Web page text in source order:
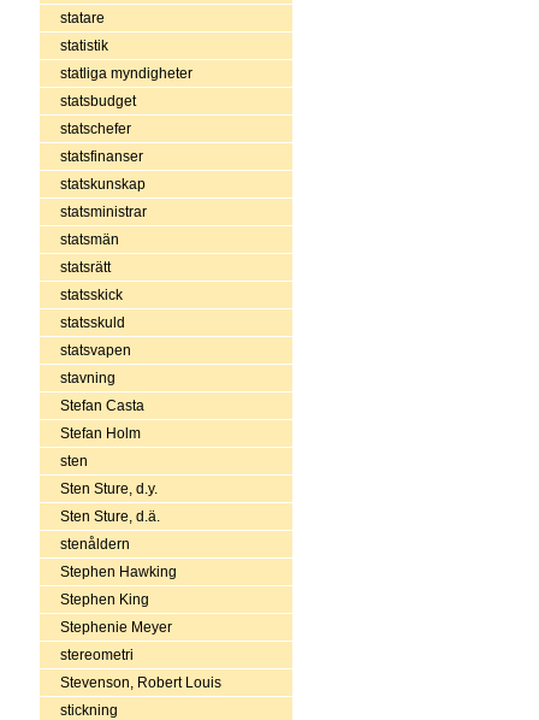
statare
statistik
statliga myndigheter
statsbudget
statschefer
statsfinanser
statskunskap
statsministrar
statsmän
statsrätt
statsskick
statsskuld
statsvapen
stavning
Stefan Casta
Stefan Holm
sten
Sten Sture, d.y.
Sten Sture, d.ä.
stenåldern
Stephen Hawking
Stephen King
Stephenie Meyer
stereometri
Stevenson, Robert Louis
stickning